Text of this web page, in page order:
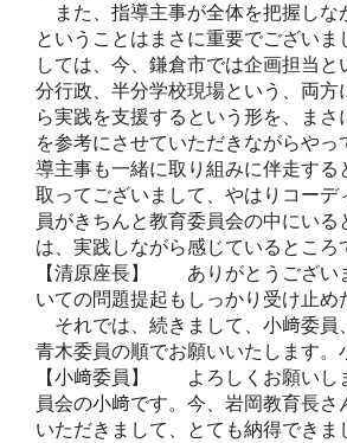
また、指導主事が全体を把握しな
ということはまさに重要でございま
しては、今、鎌倉市では企画担当
分行政、半分学校現場という、両方
ら実践を支援するという形を、まさ
を参考にさせていただきながらやっ
導主事も一緒に取り組みに伴走する
取ってございまして、やはりコーデ
員がきちんと教育委員会の中にいる
は、実践しながら感じているところ
【清原座長】 ありがとうござい
いての問題提起もしっかり受け止め
それでは、続きまして、小﨑委員
青木委員の順でお願いいたします。
【小﨑委員】 よろしくお願いし
員会の小﨑です。今、岩岡教育長さ
いただきまして、とても納得できま